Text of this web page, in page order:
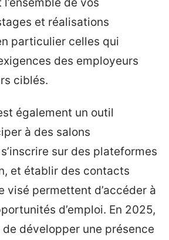
et réalisations
particulier celles qui
des employeurs
ciblés.
également un outil
à des salons
sur des plateformes
et établir des contacts
visé permettent d’accéder à
d’emploi. En 2025,
développer une présence